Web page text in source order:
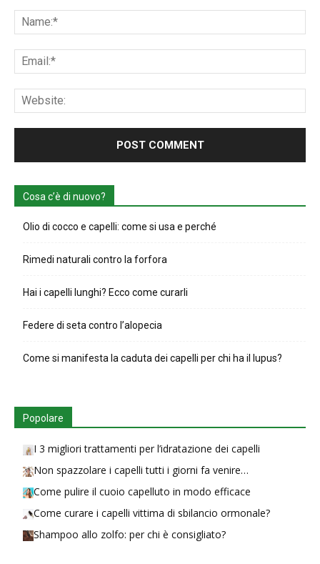
Cosa c’è di nuovo?
Olio di cocco e capelli: come si usa e perché
Rimedi naturali contro la forfora
Hai i capelli lunghi? Ecco come curarli
Federe di seta contro l’alopecia
Come si manifesta la caduta dei capelli per chi ha il lupus?
Popolare
I 3 migliori trattamenti per l’idratazione dei capelli
Non spazzolare i capelli tutti i giorni fa venire…
Come pulire il cuoio capelluto in modo efficace
Come curare i capelli vittima di sbilancio ormonale?
Shampoo allo zolfo: per chi è consigliato?